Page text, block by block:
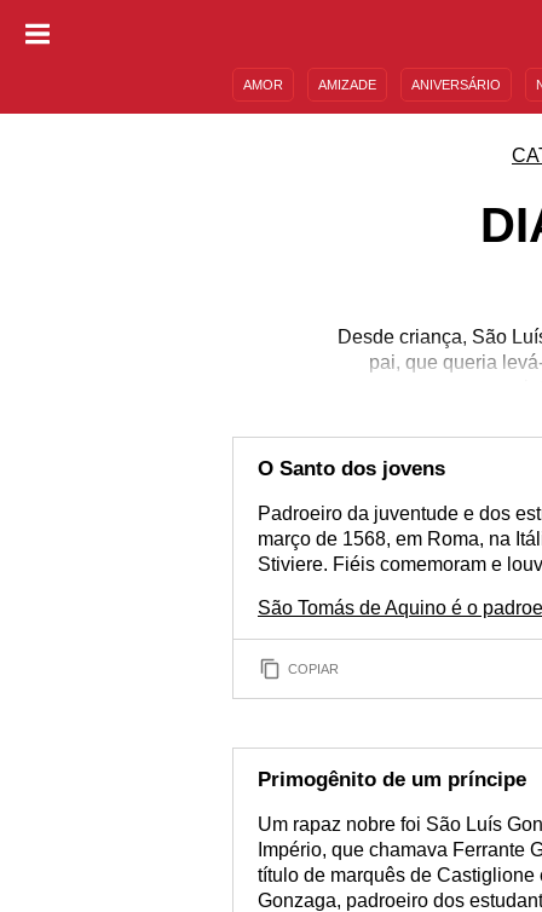
AMOR AMIZADE ANIVERSÁRIO
Desde criança, São
pai, que queria
O Santo dos jovens
Padroeiro da juventude e dos
março de 1568, em Roma, na
Stiviere. Fiéis comemoram e
São Tomás de Aquino é o
COPIAR
Primogênito de um príncipe
Um rapaz nobre foi São Luís
Império, que chamava Ferrante
título de marquês de
Gonzaga, padroeiro dos